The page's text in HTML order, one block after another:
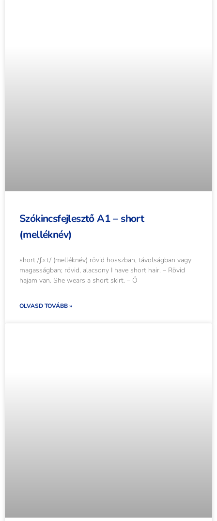
Szókincsfejlesztő A1 – short
(melléknév)
short /ʃɔːt/ (melléknév) rövid hosszban, távolságban vagy
magasságban; rövid, alacsony I have short hair. – Rövid
hajam van. She wears a short skirt. – Ő
OLVASD TOVÁBB »